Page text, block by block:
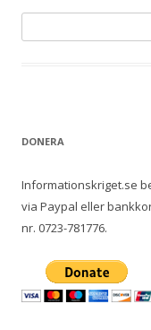
efter:
DONERA
Informationskriget.se
via Paypal eller
nr. 0723-781776.